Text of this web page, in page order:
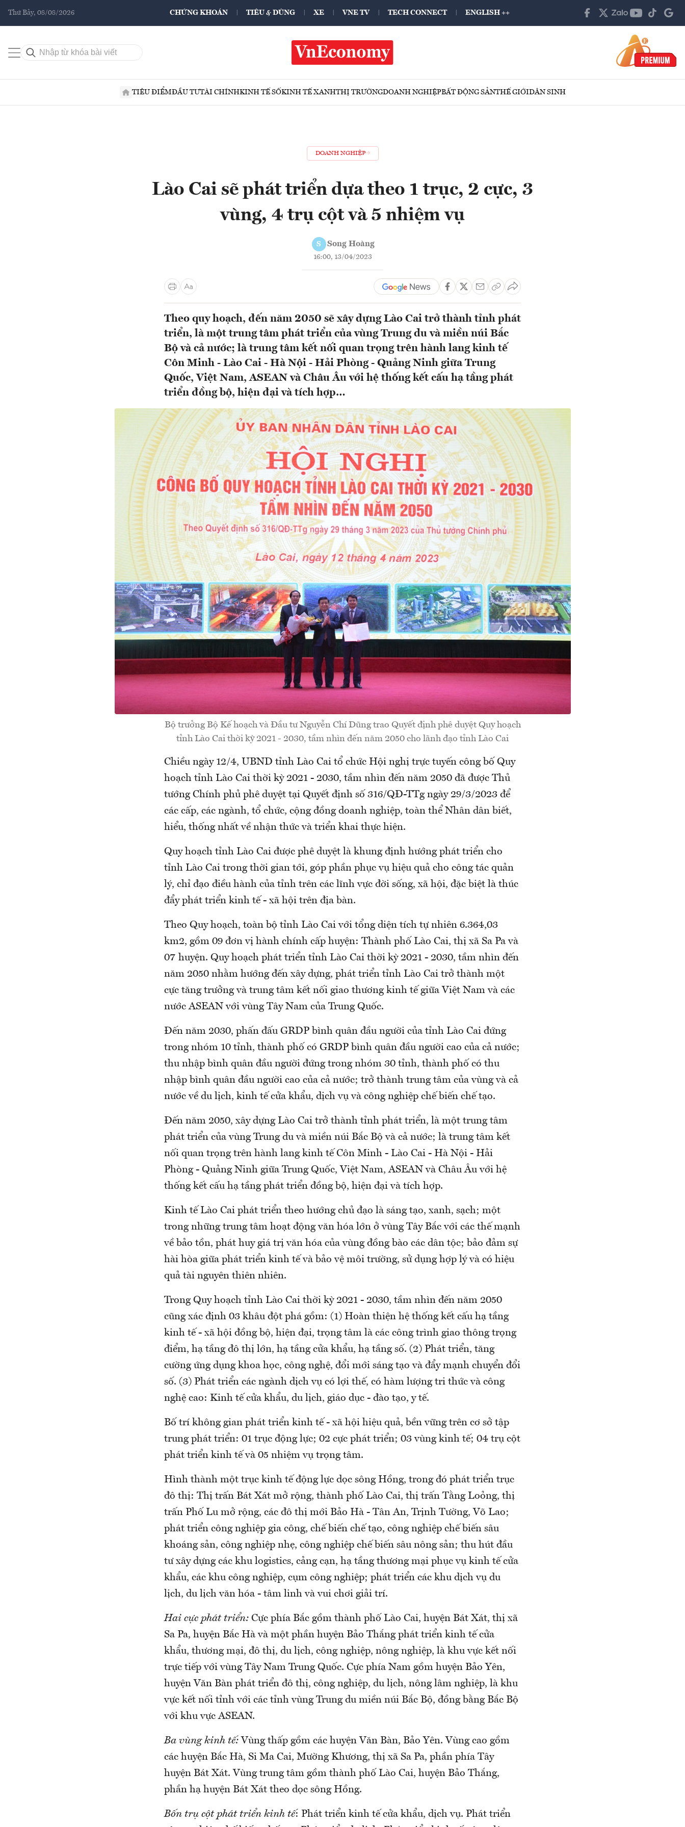
Thứ Bảy, 08/08/2026 CHỨNG KHOÁN TIÊU & DÙNG XE VNE TV TECH CONNECT ENGLISH ++
TIÊU ĐIỂMĐẦU TƯTÀI CHÍNHKINH TẾ SỐKINH TẾ XANHTHỊ TRƯỜNGDOANH NGHIỆPBẤT ĐỘNG SẢNTHẾ GIỚIDÂN SINH
DOANH NGHIỆP
Lào Cai sẽ phát triển dựa theo 1 trục, 2 cực, 3
vùng, 4 trụ cột và 5 nhiệm vụ
S Song Hoàng
16:00, 13/04/2023
Theo quy hoạch, đến năm 2050 sẽ xây dựng Lào Cai trở thành tỉnh phát
triển, là một trung tâm phát triển của vùng Trung du và miền núi Bắc
Bộ và cả nước; là trung tâm kết nối quan trọng trên hành lang kinh tế
Côn Minh - Lào Cai - Hà Nội - Hải Phòng - Quảng Ninh giữa Trung
Quốc, Việt Nam, ASEAN và Châu Âu với hệ thống kết cấu hạ tầng phát
triển đồng bộ, hiện đại và tích hợp…
Bộ trưởng Bộ Kế hoạch và Đầu tư Nguyễn Chí Dũng trao Quyết định phê duyệt Quy hoạch
tỉnh Lào Cai thời kỳ 2021 - 2030, tầm nhìn đến năm 2050 cho lãnh đạo tỉnh Lào Cai
Chiều ngày 12/4, UBND tỉnh Lào Cai tổ chức Hội nghị trực tuyến công bố Quy
hoạch tỉnh Lào Cai thời kỳ 2021 - 2030, tầm nhìn đến năm 2050 đã được Thủ
tướng Chính phủ phê duyệt tại Quyết định số 316/QĐ-TTg ngày 29/3/2023 để
các cấp, các ngành, tổ chức, cộng đồng doanh nghiệp, toàn thể Nhân dân biết,
hiểu, thống nhất về nhận thức và triển khai thực hiện.
Quy hoạch tỉnh Lào Cai được phê duyệt là khung định hướng phát triển cho
tỉnh Lào Cai trong thời gian tới, góp phần phục vụ hiệu quả cho công tác quản
lý, chỉ đạo điều hành của tỉnh trên các lĩnh vực đời sống, xã hội, đặc biệt là thúc
đẩy phát triển kinh tế - xã hội trên địa bàn.
Theo Quy hoạch, toàn bộ tỉnh Lào Cai với tổng diện tích tự nhiên 6.364,03
km2, gồm 09 đơn vị hành chính cấp huyện: Thành phố Lào Cai, thị xã Sa Pa và
07 huyện. Quy hoạch phát triển tỉnh Lào Cai thời kỳ 2021 - 2030, tầm nhìn đến
năm 2050 nhằm hướng đến xây dựng, phát triển tỉnh Lào Cai trở thành một
cực tăng trưởng và trung tâm kết nối giao thương kinh tế giữa Việt Nam và các
nước ASEAN với vùng Tây Nam của Trung Quốc.
Đến năm 2030, phấn đấu GRDP bình quân đầu người của tỉnh Lào Cai đứng
trong nhóm 10 tỉnh, thành phố có GRDP bình quân đầu người cao của cả nước;
thu nhập bình quân đầu người đứng trong nhóm 30 tỉnh, thành phố có thu
nhập bình quân đầu người cao của cả nước; trở thành trung tâm của vùng và cả
nước về du lịch, kinh tế cửa khẩu, dịch vụ và công nghiệp chế biến chế tạo.
Đến năm 2050, xây dựng Lào Cai trở thành tỉnh phát triển, là một trung tâm
phát triển của vùng Trung du và miền núi Bắc Bộ và cả nước; là trung tâm kết
nối quan trọng trên hành lang kinh tế Côn Minh - Lào Cai - Hà Nội - Hải
Phòng - Quảng Ninh giữa Trung Quốc, Việt Nam, ASEAN và Châu Âu với hệ
thống kết cấu hạ tầng phát triển đồng bộ, hiện đại và tích hợp.
Kinh tế Lào Cai phát triển theo hướng chủ đạo là sáng tạo, xanh, sạch; một
trong những trung tâm hoạt động văn hóa lớn ở vùng Tây Bắc với các thế mạnh
về bảo tồn, phát huy giá trị văn hóa của vùng đồng bào các dân tộc; bảo đảm sự
hài hòa giữa phát triển kinh tế và bảo vệ môi trường, sử dụng hợp lý và có hiệu
quả tài nguyên thiên nhiên.
Trong Quy hoạch tỉnh Lào Cai thời kỳ 2021 - 2030, tầm nhìn đến năm 2050
cũng xác định 03 khâu đột phá gồm: (1) Hoàn thiện hệ thống kết cấu hạ tầng
kinh tế - xã hội đồng bộ, hiện đại, trọng tâm là các công trình giao thông trọng
điểm, hạ tầng đô thị lớn, hạ tầng cửa khẩu, hạ tầng số. (2) Phát triển, tăng
cường ứng dụng khoa học, công nghệ, đổi mới sáng tạo và đẩy mạnh chuyển đổi
số. (3) Phát triển các ngành dịch vụ có lợi thế, có hàm lượng tri thức và công
nghệ cao: Kinh tế cửa khẩu, du lịch, giáo dục - đào tạo, y tế.
Bố trí không gian phát triển kinh tế - xã hội hiệu quả, bền vững trên cơ sở tập
trung phát triển: 01 trục động lực; 02 cực phát triển; 03 vùng kinh tế; 04 trụ cột
phát triển kinh tế và 05 nhiệm vụ trọng tâm.
Hình thành một trục kinh tế động lực dọc sông Hồng, trong đó phát triển trục
đô thị: Thị trấn Bát Xát mở rộng, thành phố Lào Cai, thị trấn Tằng Loỏng, thị
trấn Phố Lu mở rộng, các đô thị mới Bảo Hà - Tân An, Trịnh Tường, Võ Lao;
phát triển công nghiệp gia công, chế biến chế tạo, công nghiệp chế biến sâu
khoáng sản, công nghiệp nhẹ, công nghiệp chế biến sâu nông sản; thu hút đầu
tư xây dựng các khu logistics, cảng cạn, hạ tầng thương mại phục vụ kinh tế cửa
khẩu, các khu công nghiệp, cụm công nghiệp; phát triển các khu dịch vụ du
lịch, du lịch văn hóa - tâm linh và vui chơi giải trí.
Hai cực phát triển: Cực phía Bắc gồm thành phố Lào Cai, huyện Bát Xát, thị xã
Sa Pa, huyện Bắc Hà và một phần huyện Bảo Thắng phát triển kinh tế cửa
khẩu, thương mại, đô thị, du lịch, công nghiệp, nông nghiệp, là khu vực kết nối
trực tiếp với vùng Tây Nam Trung Quốc. Cực phía Nam gồm huyện Bảo Yên,
huyện Văn Bàn phát triển đô thị, công nghiệp, du lịch, nông lâm nghiệp, là khu
vực kết nối tỉnh với các tỉnh vùng Trung du miền núi Bắc Bộ, đồng bằng Bắc Bộ
với khu vực ASEAN.
Ba vùng kinh tế: Vùng thấp gồm các huyện Văn Bàn, Bảo Yên. Vùng cao gồm
các huyện Bắc Hà, Si Ma Cai, Mường Khương, thị xã Sa Pa, phần phía Tây
huyện Bát Xát. Vùng trung tâm gồm thành phố Lào Cai, huyện Bảo Thắng,
phần hạ huyện Bát Xát theo dọc sông Hồng.
Bốn trụ cột phát triển kinh tế: Phát triển kinh tế cửa khẩu, dịch vụ. Phát triển